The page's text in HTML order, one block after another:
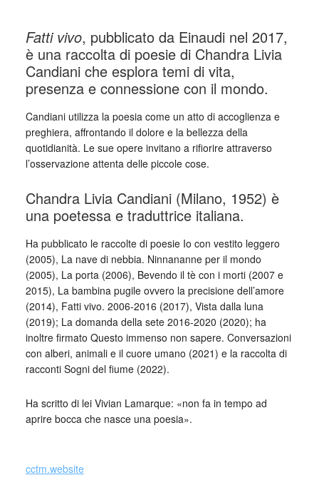
Fatti vivo, pubblicato da Einaudi nel 2017,
è una raccolta di poesie di Chandra Livia
Candiani che esplora temi di vita,
presenza e connessione con il mondo.
Candiani utilizza la poesia come un atto di accoglienza e
preghiera, affrontando il dolore e la bellezza della
quotidianità. Le sue opere invitano a rifiorire attraverso
l’osservazione attenta delle piccole cose.
Chandra Livia Candiani (Milano, 1952) è
una poetessa e traduttrice italiana.
Ha pubblicato le raccolte di poesie Io con vestito leggero
(2005), La nave di nebbia. Ninnananne per il mondo
(2005), La porta (2006), Bevendo il tè con i morti (2007 e
2015), La bambina pugile ovvero la precisione dell’amore
(2014), Fatti vivo. 2006-2016 (2017), Vista dalla luna
(2019); La domanda della sete 2016-2020 (2020); ha
inoltre firmato Questo immenso non sapere. Conversazioni
con alberi, animali e il cuore umano (2021) e la raccolta di
racconti Sogni del fiume (2022).
Ha scritto di lei Vivian Lamarque: «non fa in tempo ad
aprire bocca che nasce una poesia».
cctm.website